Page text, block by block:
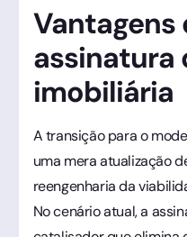
Vantagens
assinatura
imobiliária
A transição para o
uma mera atualização
reengenharia da
No cenário atual, a